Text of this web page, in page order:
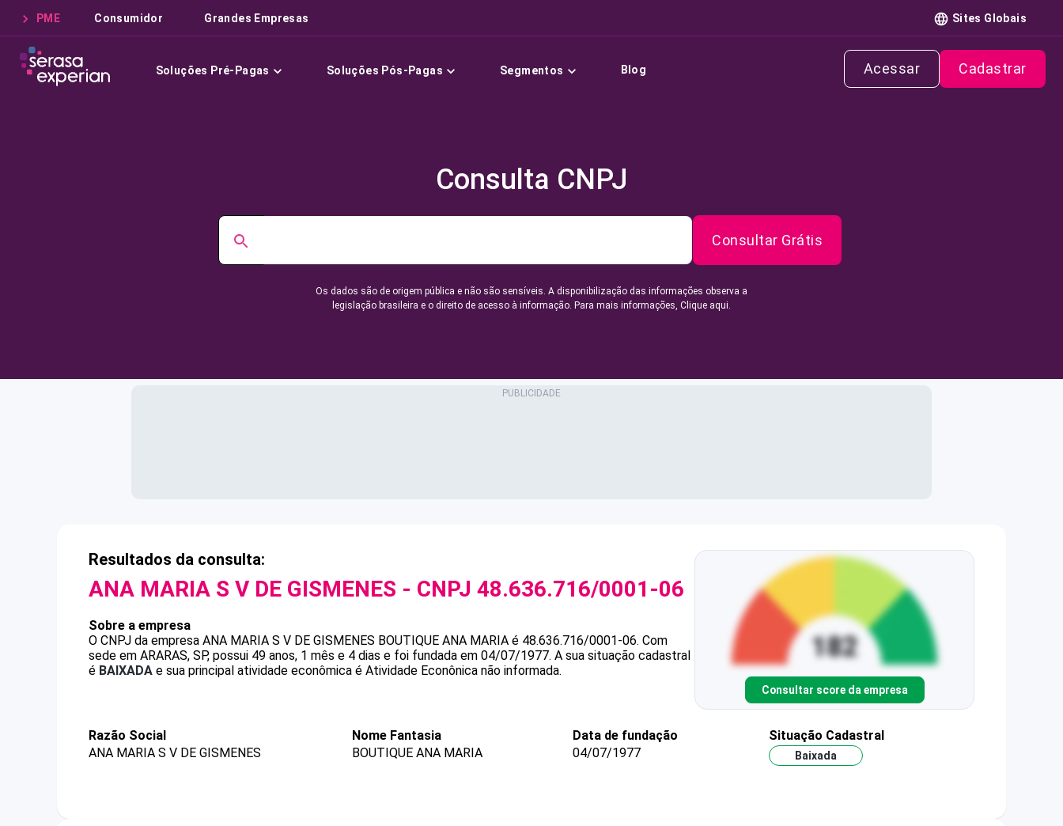
PME Consumidor Grandes Empresas Sites Globais
Soluções Pré-Pagas Soluções Pós-Pagas Segmentos Blog Acessar Cadastrar
Consulta CNPJ
Consultar Grátis
Os dados são de origem pública e não são sensíveis. A disponibilização das informações observa a
legislação brasileira e o direito de acesso à informação. Para mais informações, Clique aqui.
Resultados da consulta:
ANA MARIA S V DE GISMENES - CNPJ 48.636.716/0001-06
Sobre a empresa
O CNPJ da empresa ANA MARIA S V DE GISMENES BOUTIQUE ANA MARIA é 48.636.716/0001-06. Com
sede em ARARAS, SP, possui 49 anos, 1 mês e 4 dias e foi fundada em 04/07/1977. A sua situação cadastral
é BAIXADA e sua principal atividade econômica é Atividade Econônica não informada.
Consultar score da empresa
Razão Social
ANA MARIA S V DE GISMENES
Nome Fantasia
BOUTIQUE ANA MARIA
Data de fundação
04/07/1977
Situação Cadastral
Baixada